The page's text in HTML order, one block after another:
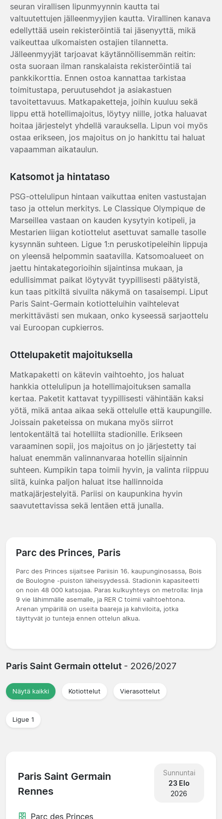
seuran virallisen lipunmyynnin kautta tai
valtuutettujen jälleenmyyjien kautta. Virallinen kanava
edellyttää usein rekisteröintiä tai jäsenyyttä, mikä
vaikeuttaa ulkomaisten ostajien tilannetta.
Jälleenmyyjät tarjoavat käytännöllisemmän reitin:
osta suoraan ilman ranskalaista rekisteröintiä tai
pankkikorttia. Ennen ostoa kannattaa tarkistaa
toimitustapa, peruutusehdot ja asiakastuen
tavoitettavuus. Matkapaketteja, joihin kuuluu sekä
lippu että hotellimajoitus, löytyy niille, jotka haluavat
hoitaa järjestelyt yhdellä varauksella. Lipun voi myös
ostaa erikseen, jos majoitus on jo hankittu tai haluat
vapaamman aikataulun.
Katsomot ja hintataso
PSG-ottelulipun hintaan vaikuttaa eniten vastustajan
taso ja ottelun merkitys. Le Classique Olympique de
Marseillea vastaan on kauden kysytyin kotipeli, ja
Mestarien liigan kotiottelut asettuvat samalle tasolle
kysynnän suhteen. Ligue 1:n peruskotipeleihin lippuja
on yleensä helpommin saatavilla. Katsomoalueet on
jaettu hintakategorioihin sijaintinsa mukaan, ja
edullisimmat paikat löytyvät tyypillisesti päätyistä,
kun taas pitkiltä sivuilta näkymä on tasaisempi. Liput
Paris Saint-Germain kotiotteluihin vaihtelevat
merkittävästi sen mukaan, onko kyseessä sarjaottelu
vai Euroopan cupkierros.
Ottelupaketit majoituksella
Matkapaketti on kätevin vaihtoehto, jos haluat
hankkia ottelulipun ja hotellimajoituksen samalla
kertaa. Paketit kattavat tyypillisesti vähintään kaksi
yötä, mikä antaa aikaa sekä ottelulle että kaupungille.
Joissain paketeissa on mukana myös siirrot
lentokentältä tai hotellilta stadionille. Erikseen
varaaminen sopii, jos majoitus on jo järjestetty tai
haluat enemmän valinnanvaraa hotellin sijainnin
suhteen. Kumpikin tapa toimii hyvin, ja valinta riippuu
siitä, kuinka paljon haluat itse hallinnoida
matkajärjestelyitä. Pariisi on kaupunkina hyvin
saavutettavissa sekä lentäen että junalla.
Parc des Princes, Paris
Parc des Princes sijaitsee Pariisin 16. kaupunginosassa, Bois
de Boulogne -puiston läheisyydessä. Stadionin kapasiteetti
on noin 48 000 katsojaa. Paras kulkuyhteys on metrolla: linja
9 vie lähimmälle asemalle, ja RER C toimii vaihtoehtona.
Arenan ympärillä on useita baareja ja kahviloita, jotka
täyttyvät jo tunteja ennen ottelun alkua.
Paris Saint Germain ottelut - 2026/2027
Näytä kaikki Kotiottelut Vierasottelut
Ligue 1
Paris Saint Germain
Rennes
Sunnuntai
23 Elo
2026
Parc des Princes